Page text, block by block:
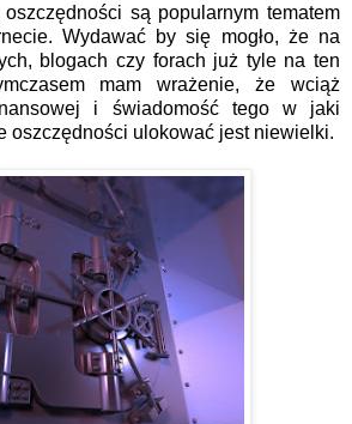
są popularnym tematem
Wydawać by się mogło, że na
blogach czy forach już tyle na ten
mam wrażenie, że wciąż
i świadomość tego w jaki
oszczędności ulokować jest niewielki.